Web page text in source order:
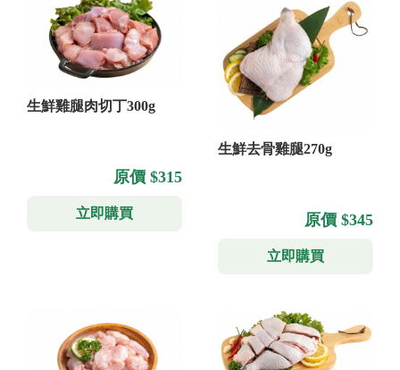
生鮮雞腿肉切丁300g
原價 $315
立即購買
生鮮去骨雞腿270g
原價 $345
立即購買